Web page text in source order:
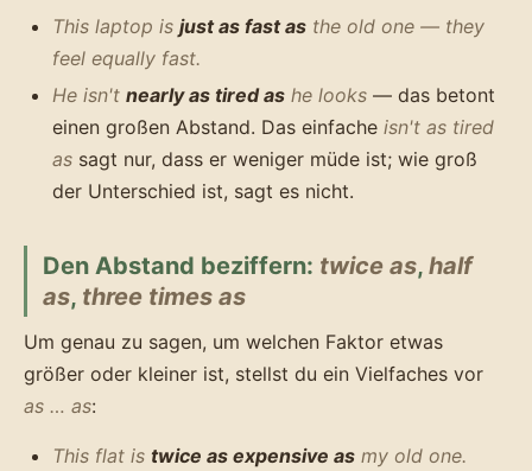
This laptop is just as fast as the old one — they
feel equally fast.
He isn't nearly as tired as he looks — das betont
einen großen Abstand. Das einfache isn't as tired
as sagt nur, dass er weniger müde ist; wie groß
der Unterschied ist, sagt es nicht.
Den Abstand beziffern: twice as, half
as, three times as
Um genau zu sagen, um welchen Faktor etwas
größer oder kleiner ist, stellst du ein Vielfaches vor
as … as:
This flat is twice as expensive as my old one.